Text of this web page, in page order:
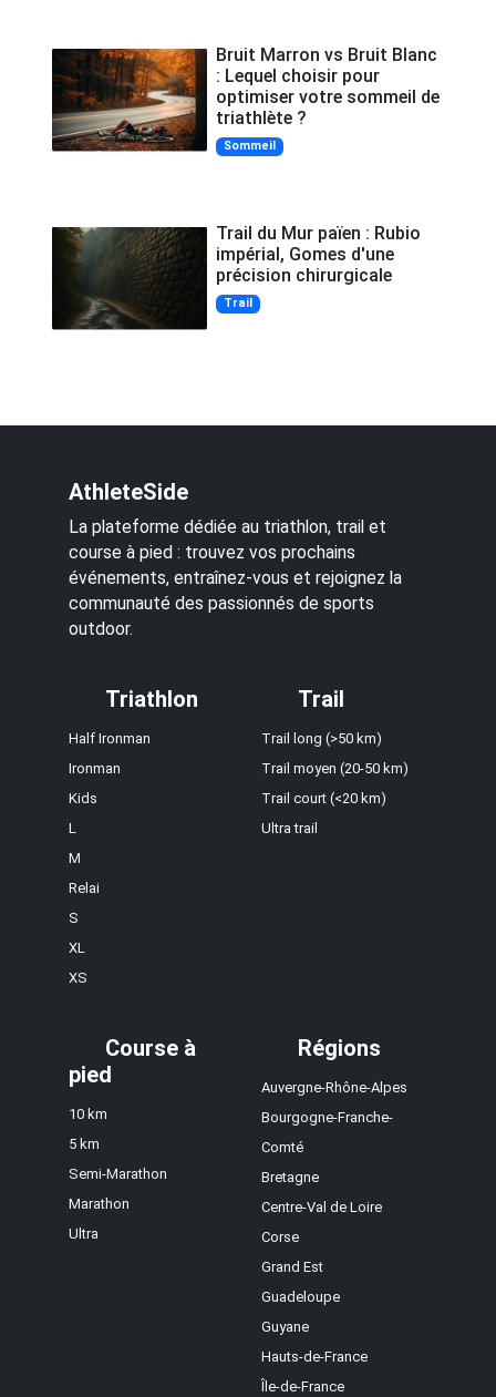
Bruit Marron vs Bruit Blanc
: Lequel choisir pour
optimiser votre sommeil de
triathlète ?
Sommeil
Trail du Mur païen : Rubio
impérial, Gomes d'une
précision chirurgicale
Trail
AthleteSide
La plateforme dédiée au triathlon, trail et
course à pied : trouvez vos prochains
événements, entraînez-vous et rejoignez la
communauté des passionnés de sports
outdoor.
Triathlon
Half Ironman
Ironman
Kids
L
M
Relai
S
XL
XS
Trail
Trail long (>50 km)
Trail moyen (20-50 km)
Trail court (<20 km)
Ultra trail
Course à
pied
10 km
5 km
Semi-Marathon
Marathon
Ultra
Régions
Auvergne-Rhône-Alpes
Bourgogne-Franche-
Comté
Bretagne
Centre-Val de Loire
Corse
Grand Est
Guadeloupe
Guyane
Hauts-de-France
Île-de-France